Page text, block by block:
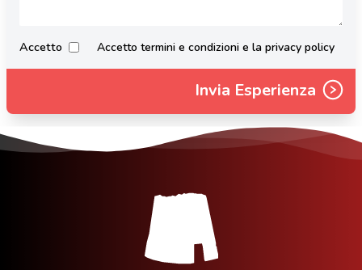
Accetto Accetto termini e condizioni e la privacy policy
Invia Esperienza